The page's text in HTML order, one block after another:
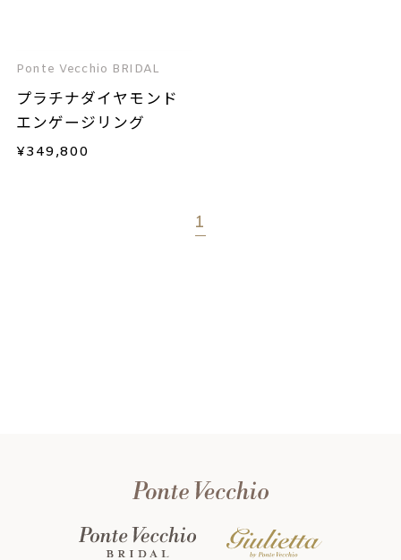
Ponte Vecchio BRIDAL
プラチナダイヤモンド
エンゲージリング
¥349,800
1